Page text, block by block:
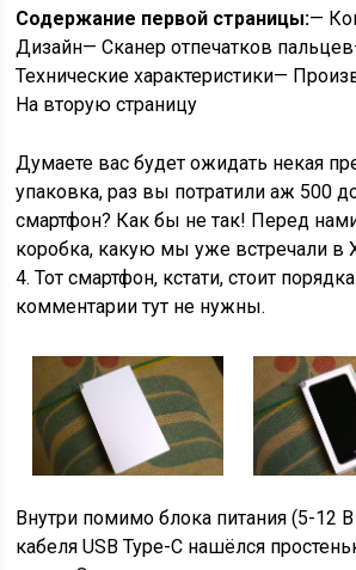
Содержание первой страницы:—
Дизайн— Сканер отпечатков
Технические характеристики—
На вторую страницу
Думаете вас будет ожидать некая
упаковка, раз вы потратили аж 500
смартфон? Как бы не так! Перед
коробка, какую мы уже встречали в
4. Тот смартфон, кстати, стоит
комментарии тут не нужны.
Внутри помимо блока питания (5-12
кабеля USB Type-C нашёлся